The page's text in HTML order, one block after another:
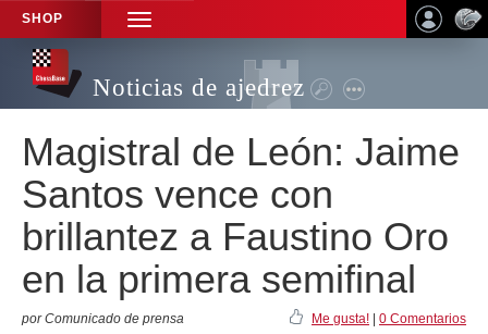
SHOP
TOGGLE
NAVIGATION
Noticias de ajedrez
Magistral de León: Jaime
Santos vence con
brillantez a Faustino Oro
en la primera semifinal
por Comunicado de prensa Me gusta! 0 Comentarios